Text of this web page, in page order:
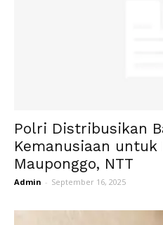
Polri Distribusikan
Kemanusiaan untuk
Mauponggo, NTT
Admin - September 16, 2025